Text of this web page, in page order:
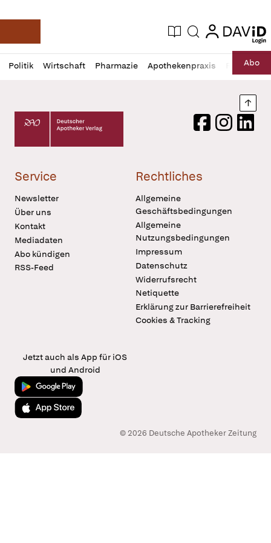
Deutsche Apotheker Zeitung
Aktuelle Ausgabe
Suche login
login
Politik Wirtschaft Pharmazie Apothekenpraxis RechtAbo
Profil
öffnen
Daz
Pur
Deutscher Apotheker Verlag Logo
FacebookInstagram
Service
Newsletter
Über uns
Kontakt
Mediadaten
Abo kündigen
RSS-Feed
Rechtliches
Allgemeine
Geschäftsbedingungen
Allgemeine
Nutzungsbedingungen
Impressum
Datenschutz
Widerrufsrecht
Netiquette
Erklärung zur Barrierefreiheit
Cookies & Tracking
Jetzt auch als App für iOS
und Android
Jetzt bei Google Play
Laden im App Store
© 2026 Deutsche Apotheker Zeitung